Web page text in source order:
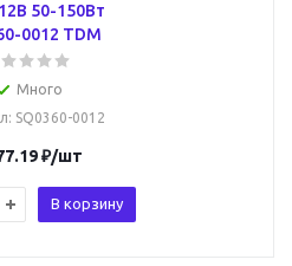
50-150Вт
0012 TDM
Много
: SQ0360-0012
₽/шт
В корзину